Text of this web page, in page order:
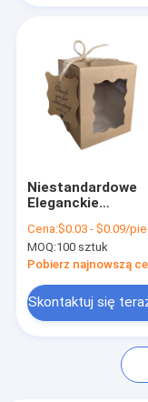
Produkty
O nas
Wycieczka po
Sprawy
Pudełka do
Niestandardowe
Eleganckie
Prezentowe na
Świece, Drukowane
Pudełko
Świece dla
Klasy Świec
Cena:$0.03 - $0.09/
MOQ:100 sztuk
Pobierz najnowszą
Skontaktuj się